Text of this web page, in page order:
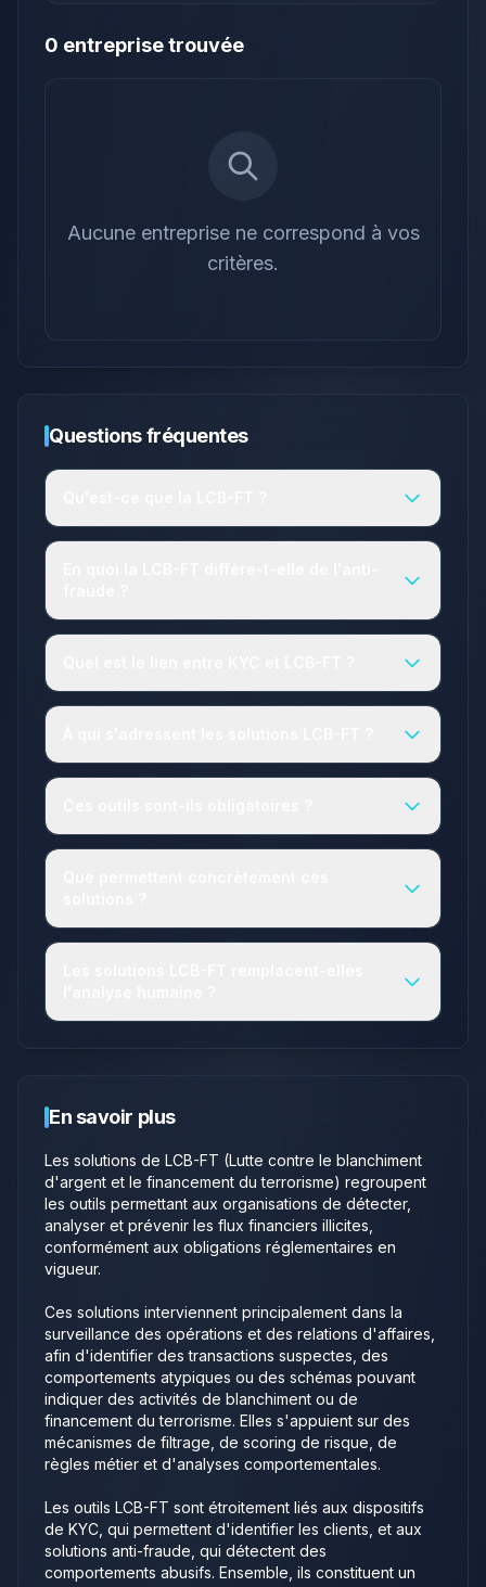
0 entreprisetrouvée
Aucune entreprise ne correspond à vos
critères.
Questions fréquentes
En savoir plus
Les solutions de LCB-FT (Lutte contre le blanchiment
d'argent et le financement du terrorisme) regroupent
les outils permettant aux organisations de détecter,
analyser et prévenir les flux financiers illicites,
conformément aux obligations réglementaires en
vigueur.
Ces solutions interviennent principalement dans la
surveillance des opérations et des relations d'affaires,
afin d'identifier des transactions suspectes, des
comportements atypiques ou des schémas pouvant
indiquer des activités de blanchiment ou de
financement du terrorisme. Elles s'appuient sur des
mécanismes de filtrage, de scoring de risque, de
règles métier et d'analyses comportementales.
Les outils LCB-FT sont étroitement liés aux dispositifs
de KYC, qui permettent d'identifier les clients, et aux
solutions anti-fraude, qui détectent des
comportements abusifs. Ensemble, ils constituent un